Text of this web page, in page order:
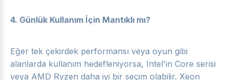
4. Günlük Kullanım İçin Mantıklı mı?
Eğer tek çekirdek performansı veya oyun gibi
alanlarda kullanım hedefleniyorsa, Intel'in Core serisi
veya AMD Ryzen daha iyi bir seçim olabilir. Xeon